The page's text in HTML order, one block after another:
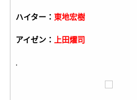
ハイター： 東地宏樹
アイゼン： 上田燿司
.